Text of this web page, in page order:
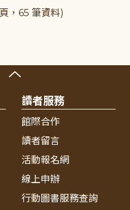
，65 筆資料)
讀者服務
館際合作
讀者留言
活動報名網
線上申辦
行動圖書服務查詢